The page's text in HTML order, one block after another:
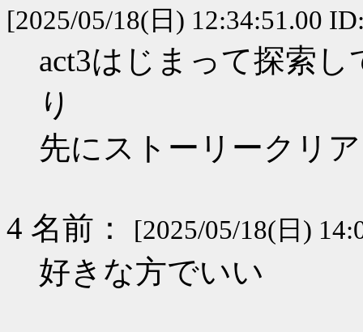
[2025/05/18(日) 12:34:51.00
act3はじまって探索
り
先にストーリークリ
4 名前： [2025/05/18(日)
好きな方でいい